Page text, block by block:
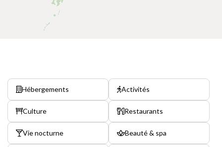
Hébergements Activités
Culture Restaurants
Vie nocturne Beauté & spa